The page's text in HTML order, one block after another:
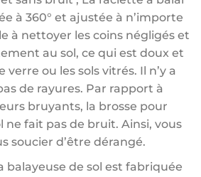
à 360° et ajustée à n’importe
à nettoyer les coins négligés et
au sol, ce qui est doux et
verre ou les sols vitrés. Il n’y a
de rayures. Par rapport à
bruyants, la brosse pour
ne fait pas de bruit. Ainsi, vous
soucier d’être dérangé.
balayeuse de sol est fabriquée